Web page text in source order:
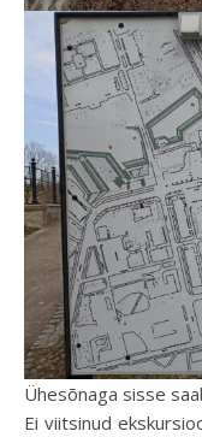
Ühesõnaga sisse
Ei viitsinud